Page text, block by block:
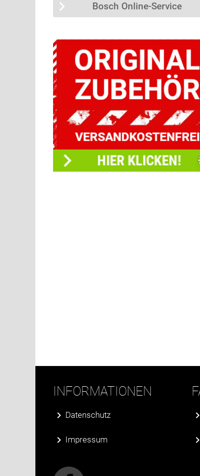
Bosch Online-Service
INFORMATIONEN
Datenschutz
Impressum